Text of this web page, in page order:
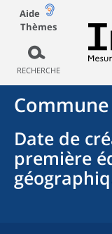
Aide
Thèmes
RECHERCHE
Commune
Date de
première